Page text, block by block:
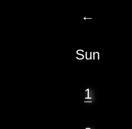
←
Sun
1